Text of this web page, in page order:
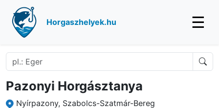
Horgaszhelyek.hu ☰
Pazonyi Horgásztanya
Nyírpazony, Szabolcs-Szatmár-Bereg